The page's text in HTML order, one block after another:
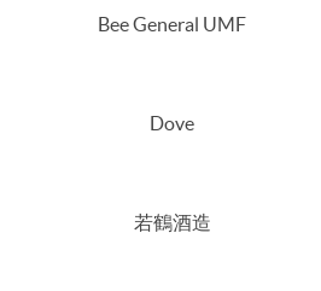
Bee General UMF
Dove
若鶴酒造